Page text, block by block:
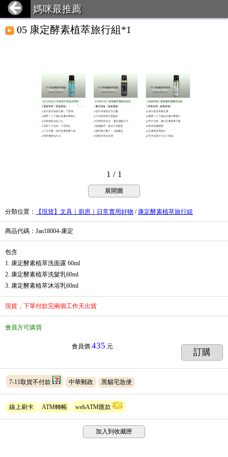
媽咪最推薦
05 康定酵素植萃旅行組*1
1 / 1
展開圖
分類位置 ： 【現貨】文具｜廚房｜日常實用好物 / 康定酵素植萃旅行組
商品代碼 ：Jan18004-康定
包含
1. 康定酵素植萃洗面露 60ml
2. 康定酵素植萃洗髮乳60ml
3. 康定酵素植萃沐浴乳60ml
現貨，下單付款完兩個工作天出貨
會員方可購買
會員價 435 元
訂購
7-11取貨不付款 中華郵政 黑貓宅急便
線上刷卡 ATM轉帳 webATM匯款
加入到收藏匣